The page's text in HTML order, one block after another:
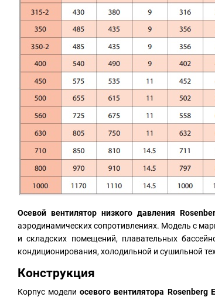
Осевой вентилятор низкого давления
аэродинамических сопротивлениях. Модель с
и складских помещений, плавательных
кондиционирования, холодильной и сушильной
Конструкция
Корпус моделиосевого вентилятора Rosenberg